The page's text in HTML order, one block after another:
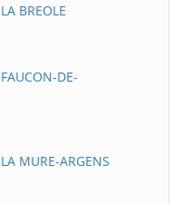
BREOLE
DE-
MURE-ARGENS